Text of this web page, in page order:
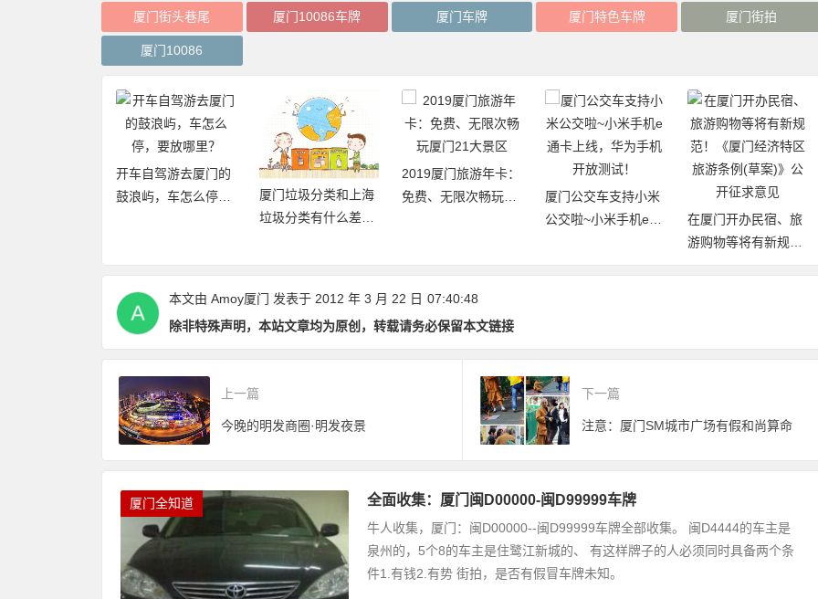
厦门街头巷尾 厦门10086车牌 厦门车牌 厦门特色车牌 厦门街拍
厦门10086
厦门垃圾分类和上海
2019厦门旅游年卡：
免费、无限次畅玩厦
门21大景区
厦门公交车支持小米
放测试！
在厦门开办民宿、旅
范！《厦门经济特区
厦门白鹭分：免费借
阅厦门市图书馆（含
17个分馆）图书
本文由 Amoy厦门 发表于 2012 年 3 月 22 日 07:40:48
除非特殊声明，本站文章均为原创，转载请务必保留本文链接
上一篇
今晚的明发商圈·明发夜景
下一篇
注意：厦门SM城市广场有假和尚算命
厦门全知道 全面收集：厦门闽D00000-闽D99999车牌
牛人收集，厦门：闽D00000--闽D99999车牌全部收集。 闽D4444的车主是
泉州的，5个8的车主是住鹭江新城的、 有这样牌子的人必须同时具备两个条
件1.有钱2.有势 街拍，是否有假冒车牌未知。